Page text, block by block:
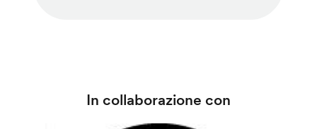
In collaborazione con